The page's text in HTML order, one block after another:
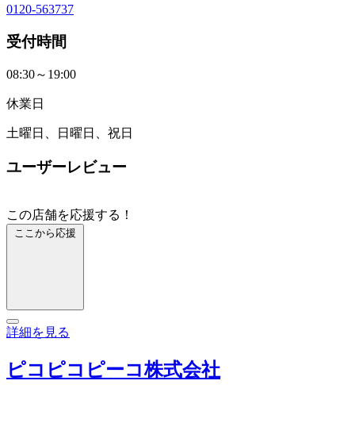
0120-563737
受付時間
08:30～19:00
休業日
土曜日、日曜日、祝日
ユーザーレビュー
この店舗を応援する！
ここから応援
詳細を見る
ピコピコピーコ株式会社